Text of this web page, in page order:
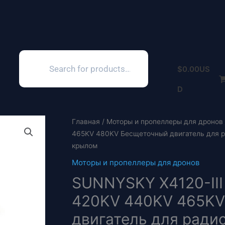
товаров $0.00US
D
Главная / Моторы и пропеллеры для дронов
465KV 480KV Бесщеточный двигатель для
крылом
Моторы и пропеллеры для дронов
SUNNYSKY X4120-
420KV 440KV
двигатель для